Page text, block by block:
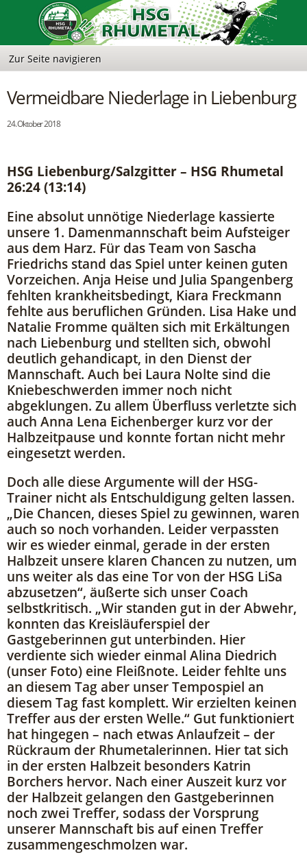
Vermeidbare Niederlage in Liebenburg
24. Oktober 2018
HSG Liebenburg/Salzgitter – HSG Rhumetal
26:24 (13:14)
Eine absolut unnötige Niederlage kassierte
unsere 1. Damenmannschaft beim Aufsteiger
aus dem Harz. Für das Team von Sascha
Friedrichs stand das Spiel unter keinen guten
Vorzeichen. Anja Heise und Julia Spangenberg
fehlten krankheitsbedingt, Kiara Freckmann
fehlte aus beruflichen Gründen. Lisa Hake und
Natalie Fromme quälten sich mit Erkältungen
nach Liebenburg und stellten sich, obwohl
deutlich gehandicapt, in den Dienst der
Mannschaft. Auch bei Laura Nolte sind die
Kniebeschwerden immer noch nicht
abgeklungen. Zu allem Überfluss verletzte sich
auch Anna Lena Eichenberger kurz vor der
Halbzeitpause und konnte fortan nicht mehr
eingesetzt werden.
Doch alle diese Argumente will der HSG-
Trainer nicht als Entschuldigung gelten lassen.
„Die Chancen, dieses Spiel zu gewinnen, waren
auch so noch vorhanden. Leider verpassten
wir es wieder einmal, gerade in der ersten
Halbzeit unsere klaren Chancen zu nutzen, um
uns weiter als das eine Tor von der HSG LiSa
abzusetzen“, äußerte sich unser Coach
selbstkritisch. „Wir standen gut in der Abwehr,
konnten das Kreisläuferspiel der
Gastgeberinnen gut unterbinden. Hier
verdiente sich wieder einmal Alina Diedrich
(unser Foto) eine Fleißnote. Leider fehlte uns
an diesem Tag aber unser Tempospiel an
diesem Tag fast komplett. Wir erzielten keinen
Treffer aus der ersten Welle.“ Gut funktioniert
hat hingegen – nach etwas Anlaufzeit – der
Rückraum der Rhumetalerinnen. Hier tat sich
in der ersten Halbzeit besonders Katrin
Borchers hervor. Nach einer Auszeit kurz vor
der Halbzeit gelangen den Gastgeberinnen
noch zwei Treffer, sodass der Vorsprung
unserer Mannschaft bis auf einen Treffer
zusammengeschmolzen war.